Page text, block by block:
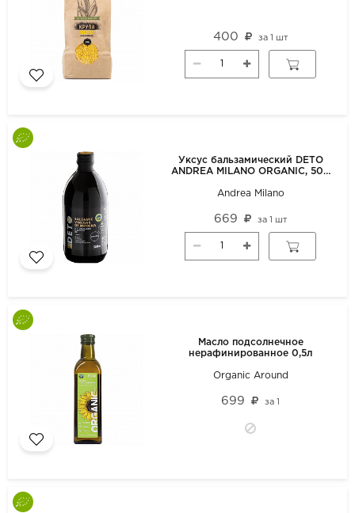
400 за 1 шт
Уксус бальзамический DETO
ANDREA MILANO ORGANIC, 500
Andrea Milano
669 за 1 шт
Масло подсолнечное
нерафинированное 0,5л
Organic Around
699 за1